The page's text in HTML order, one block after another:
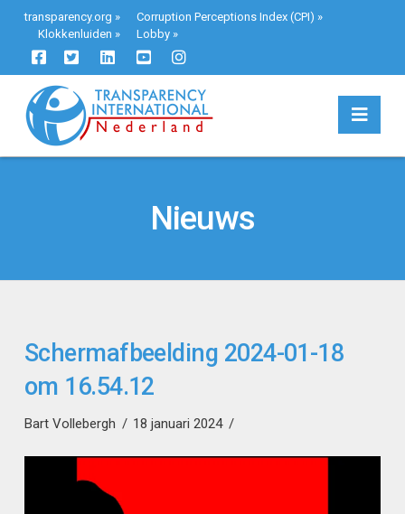
transparency.org » Corruption Perceptions Index (CPI) »
Klokkenluiden » Lobby»
Nieuws
Schermafbeelding 2024-01-18
om 16.54.12
Bart Vollebergh 18 januari 2024